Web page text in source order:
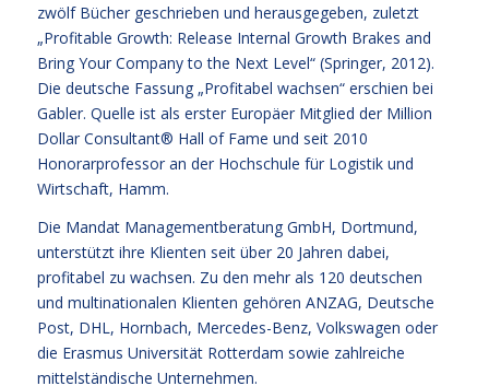
zwölf Bücher geschrieben und herausgegeben, zuletzt
„Profitable Growth: Release Internal Growth Brakes and
Bring Your Company to the Next Level“ (Springer, 2012).
Die deutsche Fassung „Profitabel wachsen“ erschien bei
Gabler. Quelle ist als erster Europäer Mitglied der Million
Dollar Consultant® Hall of Fame und seit 2010
Honorarprofessor an der Hochschule für Logistik und
Wirtschaft, Hamm.
Die Mandat Managementberatung GmbH, Dortmund,
unterstützt ihre Klienten seit über 20 Jahren dabei,
profitabel zu wachsen. Zu den mehr als 120 deutschen
und multinationalen Klienten gehören ANZAG, Deutsche
Post, DHL, Hornbach, Mercedes-Benz, Volkswagen oder
die Erasmus Universität Rotterdam sowie zahlreiche
mittelständische Unternehmen.